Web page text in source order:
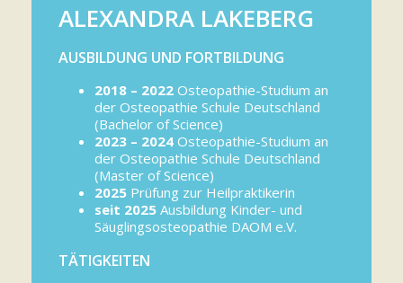
ALEXANDRA LAKEBERG
AUSBILDUNG UND FORTBILDUNG
2018 – 2022 Osteopathie-Studium an
der Osteopathie Schule Deutschland
(Bachelor of Science)
2023 – 2024 Osteopathie-Studium an
der Osteopathie Schule Deutschland
(Master of Science)
2025 Prüfung zur Heilpraktikerin
seit 2025 Ausbildung Kinder- und
Säuglingsosteopathie DAOM e.V.
TÄTIGKEITEN